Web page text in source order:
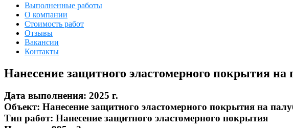
Выполненные работы
О компании
Стоимость работ
Отзывы
Вакансии
Контакты
Нанесение защитного эластомерного покрытия на
Дата выполнения: 2025 г.
Объект: Нанесение защитного эластомерного покрытия на
Тип работ: Нанесение защитного эластомерного покрытия